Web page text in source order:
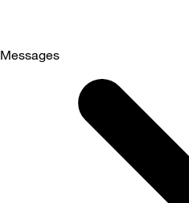
Messages